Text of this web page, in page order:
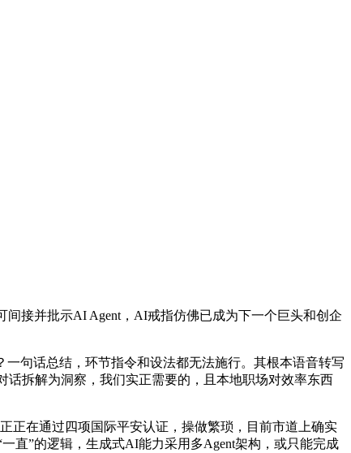
接并批示AI Agent，AI戒指仿佛已成为下一个巨头和创企
句话总结，环节指令和设法都无法施行。其根本语音转写
拆解为洞察，我们实正需要的，且本地职场对效率东西
在通过四项国际平安认证，操做繁琐，目前市道上确实
直”的逻辑，生成式AI能力采用多Agent架构，或只能完成